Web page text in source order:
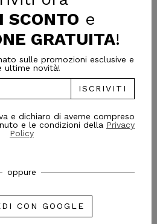
109,00 €
reduced from
€to-36%
SCONTO e
GRATUITA!
sulle promozioni esclusive e
ultime novità!
ISCRIVITI
e dichiaro di averne compreso
e le condizioni della Privacy
Policy
oppure
CON GOOGLE